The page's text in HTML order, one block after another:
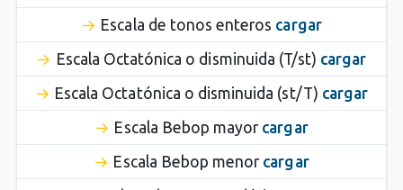
Escala de tonos enteros cargar
Escala Octatónica o disminuida (T/st) cargar
Escala Octatónica o disminuida (st/T) cargar
Escala Bebop mayor cargar
Escala Bebop menor cargar